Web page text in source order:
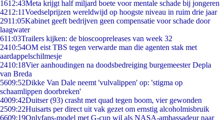
1612:43Meta krijgt half miljard boete voor mentale schade bij jongeren
4212:11Voedselprijzen wereldwijd op hoogste niveau in ruim drie jaar
2911:05Kabinet geeft bedrijven geen compensatie voor schade door
laagwater
611:03Trailers kijken: de bioscoopreleases van week 32
2410:54OM eist TBS tegen verwarde man die agenten stak met
aardappelschilmesje
2410:18Vier aanhoudingen na doodsbedreiging burgemeester Depla
van Breda
5609:52Dikke Van Dale neemt 'vulvalippen' op: 'stigma op
schaamlippen doorbreken'
4009:42Duitser (93) crasht met quad tegen boom, vier gewonden
2509:22Huisarts per direct uit vak gezet om ernstig alcoholmisbruik
6609:19Onlyfans-model met G-cup wil als NASA-ambassadeur naar